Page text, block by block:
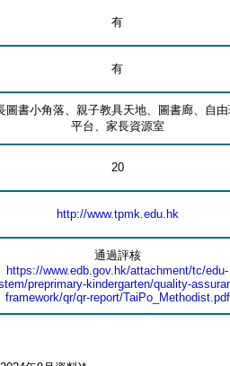
有
有
圖書小角落、親子教具天地、圖書廊、自
平台、家長資源室
20
http://www.tpmk.edu.hk
通過評核
https://www.edb.gov.hk/attachment/tc/edu-
preprimary-kindergarten/quality-
framework/qr/qr-report/TaiPo_Methodist.pdf